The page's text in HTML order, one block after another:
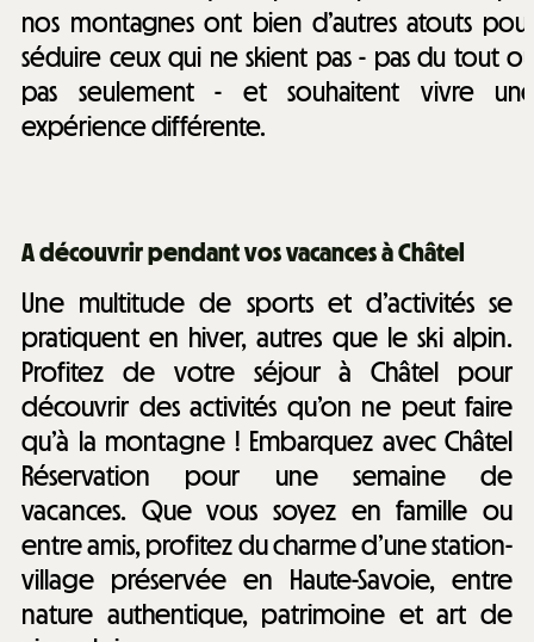
nos montagnes ont bien d’autres atouts
séduire ceux qui ne skient pas - pas du tout
pas seulement - et souhaitent vivre
expérience différente.
A découvrir pendant vos vacances à Châtel
Une multitude de sports et d’activités se
pratiquent en hiver, autres que le ski alpin.
Profitez de votre séjour à Châtel pour
découvrir des activités qu’on ne peut faire
qu’à la montagne ! Embarquez avec Châtel
Réservation pour une semaine de
vacances. Que vous soyez en famille ou
entre amis, profitez du charme d’une station-
village préservée en Haute-Savoie, entre
nature authentique, patrimoine et art de